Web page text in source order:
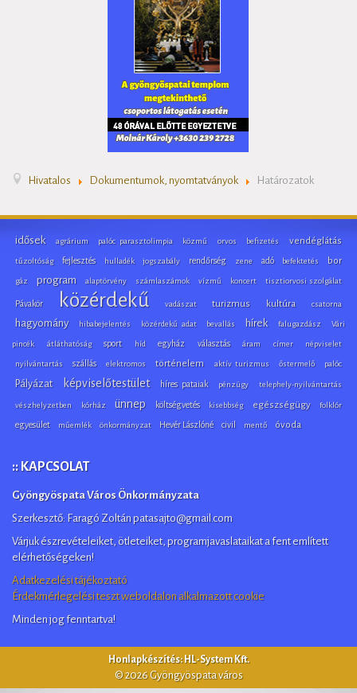
Hivatalos Dokumentumok, nyomtatványok Határozatok
idősek agrárium palóc parasztolimpia közmű orvos befizetés vendéglátás
tűzoltóság fejlesztés hulladék jogszabály rendőrség zene adó befektetés bor
gáz program alaptörvény számlaszámok vízmű koncert tisztiorvosi szolgálat
Pávakör közérdekű vadászat turizmus kultúra csatorna
hagyomány hibabejelentés közérdekű adat bevallás hírek falugazdász Vári
pincék átláthatóság sport híd egyház választás áram címer népviselet
nyilvántartás szállás elektromos történelem aktív turizmus őstermelő palóc
Pályázat képviselőtestület híres pataiak pénzügy telephely-nyilvántartás
vészhelyzetben kórház ünnep költségvetés kisebbség egészségügy folklór
egyesület műemlék önkormányzat Hevér Lászlóné civil mentő óvoda
:: KAPCSOLAT
Gyöngyöspata Város Önkormányzata
Szerkesztő: Faragó Zoltán patasajto@gmail.com
Várjuk észrevételeiket, ötleteiket, programjavaslataikat a fent említett
elérhetőségeken!
Adatkezelési tájékoztató
Érdekmérlegelési teszt weboldalon alkalmazott cookie
Minden jog fenntartva!
Honlapkészítés: HL-System Kft.
© 2026 Gyöngyöspata város